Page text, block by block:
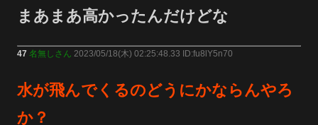
まあまあ高かったんだけどな
47 名無しさん 2023/05/18(木) 02:25:48.33 ID:fu8lY5n70
水が飛んでくるのどうにかならんやろ
か？